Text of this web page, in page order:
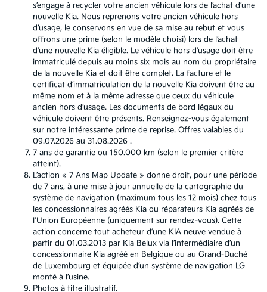
s’engage à recycler votre ancien véhicule lors de l’achat d’une
nouvelle Kia. Nous reprenons votre ancien véhicule hors
d’usage, le conservons en vue de sa mise au rebut et vous
offrons une prime (selon le modèle choisi) lors de l’achat
d’une nouvelle Kia éligible. Le véhicule hors d’usage doit être
immatriculé depuis au moins six mois au nom du propriétaire
de la nouvelle Kia et doit être complet. La facture et le
certificat d’immatriculation de la nouvelle Kia doivent être au
même nom et à la même adresse que ceux du véhicule
ancien hors d’usage. Les documents de bord légaux du
véhicule doivent être présents. Renseignez-vous également
sur notre intéressante prime de reprise. Offres valables du
09.07.2026 au 31.08.2026 .
7 ans de garantie ou 150.000 km (selon le premier critère
atteint).
L’action « 7 Ans Map Update » donne droit, pour une période
de 7 ans, à une mise à jour annuelle de la cartographie du
système de navigation (maximum tous les 12 mois) chez tous
les concessionnaires agréés Kia ou réparateurs Kia agréés de
l’Union Européenne (uniquement sur rendez-vous). Cette
action concerne tout acheteur d’une KIA neuve vendue à
partir du 01.03.2013 par Kia Belux via l’intermédiaire d’un
concessionnaire Kia agréé en Belgique ou au Grand-Duché
de Luxembourg et équipée d’un système de navigation LG
monté à l’usine.
Photos à titre illustratif.